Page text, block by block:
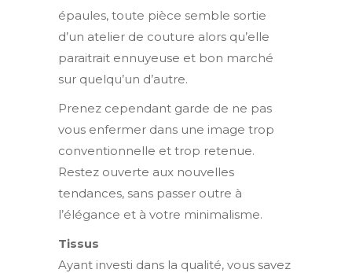
épaules, toute pièce semble sortie
d’un atelier de couture alors qu’elle
paraitrait ennuyeuse et bon marché
sur quelqu’un d’autre.
Prenez cependant garde de ne pas
vous enfermer dans une image trop
conventionnelle et trop retenue.
Restez ouverte aux nouvelles
tendances, sans passer outre à
l’élégance et à votre minimalisme.
Tissus
Ayant investi dans la qualité, vous savez